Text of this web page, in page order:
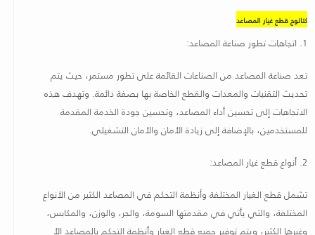
كتالوج قطع غيار المصاعد
1. اتجاهات تطور صناعة المصاعد:
تعد صناعة المصاعد من الصناعات القائمة على تطور مستمر، حيث يتم
تحديث التقنيات والمعدات والقطع الخاصة بها بصفة دائمة. وتهدف هذه
الاتجاهات إلى تحسين أداء المصاعد، وتحسين جودة الخدمة المقدمة
للمستخدمين، بالإضافة إلى زيادة الأمان والأمان التشغيلي.
2. أنواع قطع غيار المصاعد:
تشمل قطع الغيار المختلفة وأنظمة التحكم في المصاعد الكثير من الأنواع
المختلفة، والتي يأتي في مقدمتها السومة، والجر، والوزن، والمكابس،
وغيرها الكثير، ويتم توفير جميع قطع الغيار وأنظمة التحكم بالمصاعد الأ